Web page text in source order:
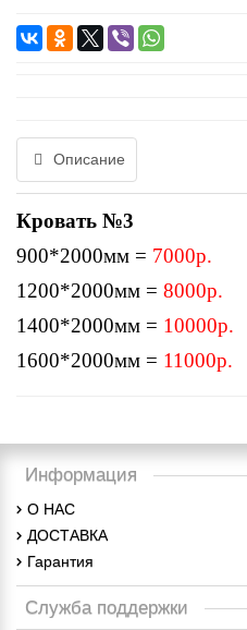
Описание
Кровать №3
900*2000мм = 7000р.
1200*2000мм = 8000р.
1400*2000мм = 10000р.
1600*2000мм = 11000р.
Информация
О НАС
ДОСТАВКА
Гарантия
Служба поддержки